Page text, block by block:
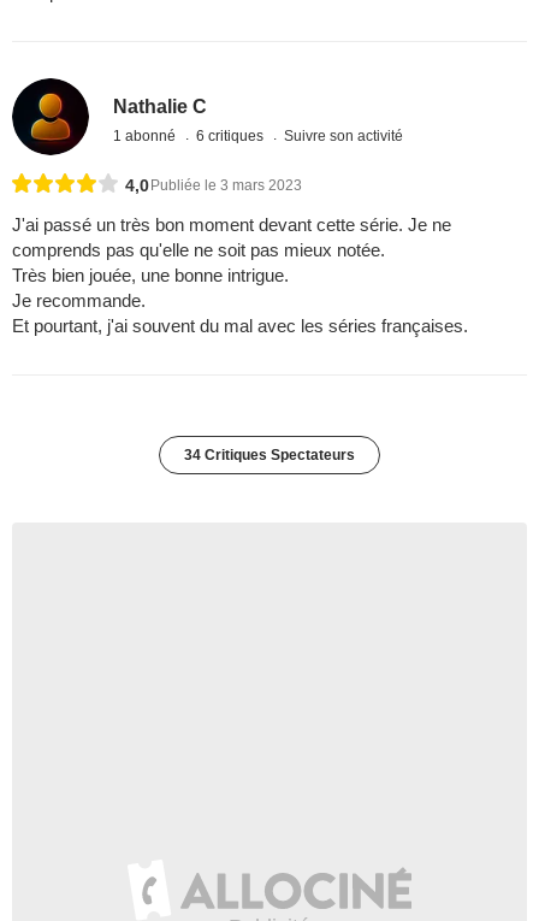
Nathalie C
1 abonné 6 critiques Suivre son activité
4,0 Publiée le 3 mars 2023
J'ai passé un très bon moment devant cette série. Je ne
comprends pas qu'elle ne soit pas mieux notée.
Très bien jouée, une bonne intrigue.
Je recommande.
Et pourtant, j'ai souvent du mal avec les séries françaises.
34 Critiques Spectateurs